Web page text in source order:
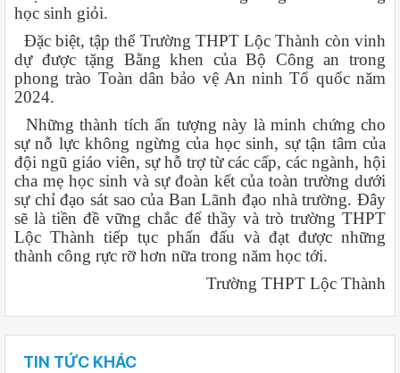
học sinh giỏi.
Đặc biệt, tập thể Trường THPT Lộc Thành còn vinh
dự được tặng Bằng khen của Bộ Công an trong
phong trào Toàn dân bảo vệ An ninh Tổ quốc năm
2024.
Những thành tích ấn tượng này là minh chứng cho
sự nỗ lực không ngừng của học sinh, sự tận tâm của
đội ngũ giáo viên, sự hỗ trợ từ các cấp, các ngành, hội
cha mẹ học sinh và sự đoàn kết của toàn trường dưới
sự chỉ đạo sát sao của Ban Lãnh đạo nhà trường. Đây
sẽ là tiền đề vững chắc để thầy và trò trường THPT
Lộc Thành tiếp tục phấn đấu và đạt được những
thành công rực rỡ hơn nữa trong năm học tới.
Trường THPT Lộc Thành
TIN TỨC KHÁC